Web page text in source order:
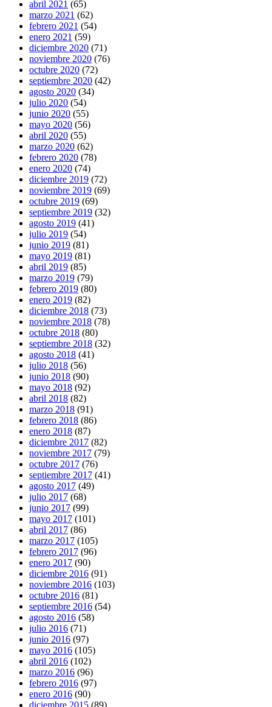
abril 2021 (65)
marzo 2021 (62)
febrero 2021 (54)
enero 2021 (59)
diciembre 2020 (71)
noviembre 2020 (76)
octubre 2020 (72)
septiembre 2020 (42)
agosto 2020 (34)
julio 2020 (54)
junio 2020 (55)
mayo 2020 (56)
abril 2020 (55)
marzo 2020 (62)
febrero 2020 (78)
enero 2020 (74)
diciembre 2019 (72)
noviembre 2019 (69)
octubre 2019 (69)
septiembre 2019 (32)
agosto 2019 (41)
julio 2019 (54)
junio 2019 (81)
mayo 2019 (81)
abril 2019 (85)
marzo 2019 (79)
febrero 2019 (80)
enero 2019 (82)
diciembre 2018 (73)
noviembre 2018 (78)
octubre 2018 (80)
septiembre 2018 (32)
agosto 2018 (41)
julio 2018 (56)
junio 2018 (90)
mayo 2018 (92)
abril 2018 (82)
marzo 2018 (91)
febrero 2018 (86)
enero 2018 (87)
diciembre 2017 (82)
noviembre 2017 (79)
octubre 2017 (76)
septiembre 2017 (41)
agosto 2017 (49)
julio 2017 (68)
junio 2017 (99)
mayo 2017 (101)
abril 2017 (86)
marzo 2017 (105)
febrero 2017 (96)
enero 2017 (90)
diciembre 2016 (91)
noviembre 2016 (103)
octubre 2016 (81)
septiembre 2016 (54)
agosto 2016 (58)
julio 2016 (71)
junio 2016 (97)
mayo 2016 (105)
abril 2016 (102)
marzo 2016 (96)
febrero 2016 (97)
enero 2016 (90)
diciembre 2015 (89)